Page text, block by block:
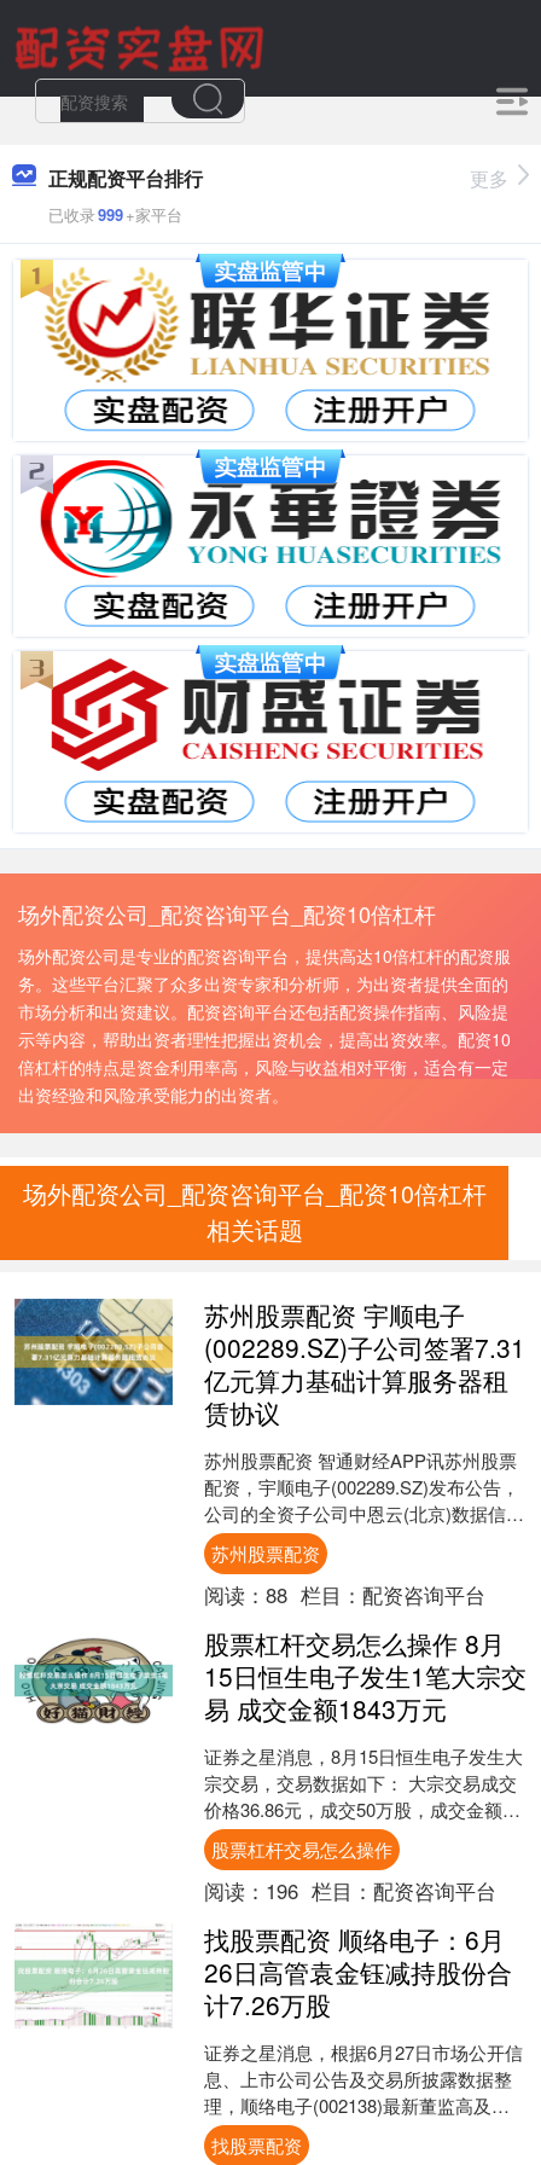
正规配资平台排行
已收录999+家平台
更多
场外配资公司_配资咨询平台_配资10倍杠杆
场外配资公司是专业的配资咨询平台，提供高达10倍杠杆的配资服
务。这些平台汇聚了众多出资专家和分析师，为出资者提供全面的
市场分析和出资建议。配资咨询平台还包括配资操作指南、风险提
示等内容，帮助出资者理性把握出资机会，提高出资效率。配资10
倍杠杆的特点是资金利用率高，风险与收益相对平衡，适合有一定
出资经验和风险承受能力的出资者。
场外配资公司_配资咨询平台_配资10倍杠杆
相关话题
苏州股票配资 宇顺电子
(002289.SZ)子公司签署7.31
亿元算力基础计算服务器租
赁协议
苏州股票配资 智通财经APP讯苏州股票
配资，宇顺电子(002289.SZ)发布公告，
公司的全资子公司中恩云(北京)数据信息
技术有限公司(以下简称“中恩云信息”)....
苏州股票配资
阅读： 88 栏目： 配资咨询平台
股票杠杆交易怎么操作 8月
15日恒生电子发生1笔大宗交
易 成交金额1843万元
证券之星消息，8月15日恒生电子发生大
宗交易，交易数据如下： 大宗交易成交
价格36.86元，成交50万股，成交金额
1843万元，买方营业部为海通证券股份
有限公司....
股票杠杆交易怎么操作
阅读： 196 栏目： 配资咨询平台
找股票配资 顺络电子：6月
26日高管袁金钰减持股份合
计7.26万股
证券之星消息，根据6月27日市场公开信
息、上市公司公告及交易所披露数据整
理，顺络电子(002138)最新董监高及相
关人员股份变动情况：2025年6月26日公
司董....
找股票配资